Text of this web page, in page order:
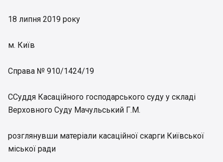
18 липня 2019 року
м. Київ
Справа № 910/1424/19
ССуддя Касаційного господарського суду у складі
Верховного Суду Мачульський Г.М.
розглянувши матеріали касаційної скарги Київської
міської ради